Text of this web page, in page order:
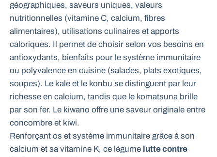
géographiques, saveurs uniques, valeurs
nutritionnelles (vitamine C, calcium, fibres
alimentaires), utilisations culinaires et apports
caloriques. Il permet de choisir selon vos besoins en
antioxydants, bienfaits pour le système immunitaire
ou polyvalence en cuisine (salades, plats exotiques,
soupes). Le kale et le konbu se distinguent par leur
richesse en calcium, tandis que le komatsuna brille
par son fer. Le kiwano offre une saveur originale entre
concombre et kiwi.
Renforçant os et système immunitaire grâce à son
calcium et sa vitamine K, ce légume lutte contre